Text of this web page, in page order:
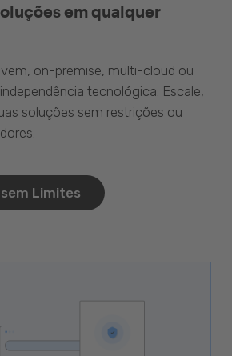
em qualquer
on-premise, multi-cloud ou
tecnológica. Escale,
soluções sem restrições ou
Limites